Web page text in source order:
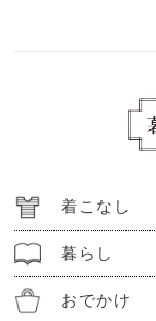
着こなし
暮らし
おでかけ